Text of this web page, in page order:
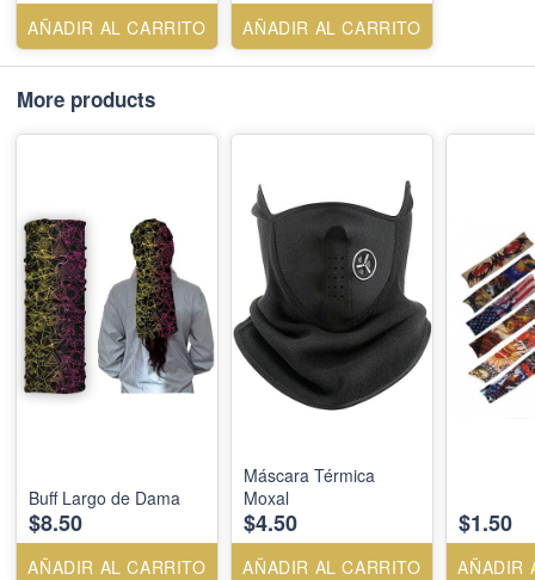
AÑADIR AL CARRITO AÑADIR AL CARRITO
More products
Buff Largo de Dama
$8.50
AÑADIR AL CARRITO
Máscara Térmica
Moxal
$4.50
AÑADIR AL CARRITO
$1.50
AÑADIR